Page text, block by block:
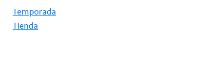
Temporada
Tienda